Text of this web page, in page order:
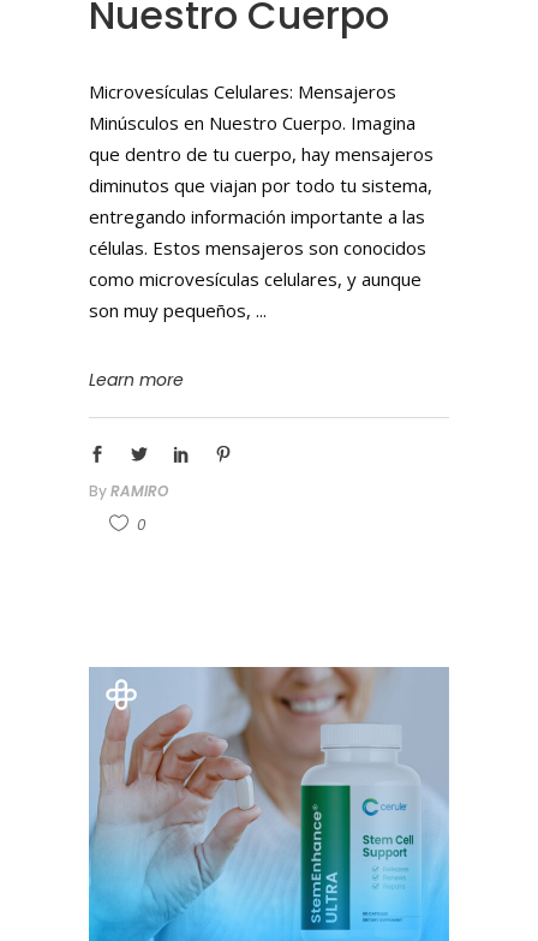
Nuestro Cuerpo
Microvesículas Celulares: Mensajeros
Minúsculos en Nuestro Cuerpo. Imagina
que dentro de tu cuerpo, hay mensajeros
diminutos que viajan por todo tu sistema,
entregando información importante a las
células. Estos mensajeros son conocidos
como microvesículas celulares, y aunque
son muy pequeños,
Learn more
ByRAMIRO
0